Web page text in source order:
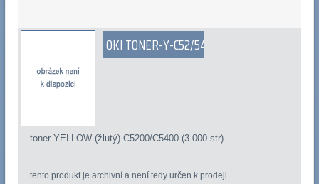
OKI TONER-Y-C52/54
toner YELLOW (žlutý) C5200/C5400 (3.000 str)
tento produkt je archivní a není tedy určen k prodeji